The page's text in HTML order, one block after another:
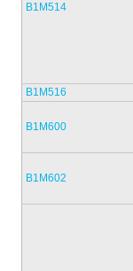
B1M514
B1M516
B1M600
B1M602